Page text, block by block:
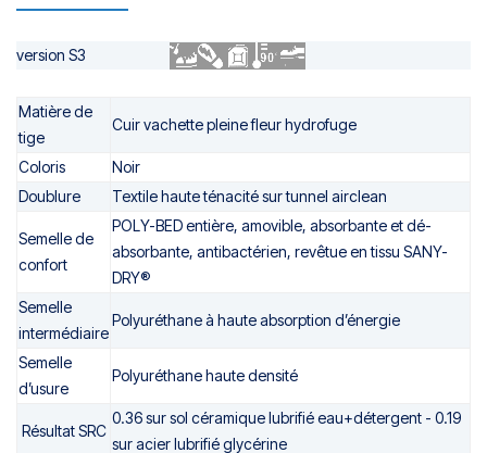
version S3
Matière de
tige
Cuir vachette pleine fleur hydrofuge
Coloris
Noir
Doublure
Textile haute ténacité sur tunnel airclean
Semelle de
confort
POLY-BED entière, amovible, absorbante et dé-
absorbante, antibactérien, revêtue en tissu SANY-
DRY®
Semelle
intermédiaire
Polyuréthane à haute absorption d’énergie
Semelle
d’usure
Polyuréthane haute densité
Résultat SRC
0.36sursol céramiquelubrifiéeau+détergent - 0.19
suracierlubrifiéglycérine